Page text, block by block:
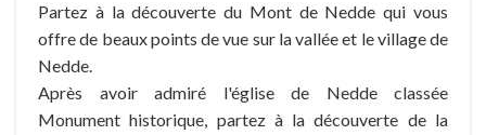
Partez à la découverte du Mont de Nedde qui vous
offre de beaux points de vue sur la vallée et le village de
Nedde.
Après avoir admiré l'église de Nedde classée
Monument historique, partez à la découverte de la